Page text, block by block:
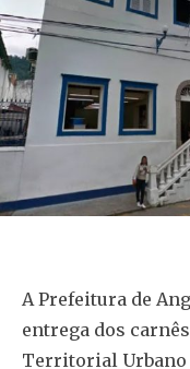
A Prefeitura de
entrega dos
Territorial Urbano